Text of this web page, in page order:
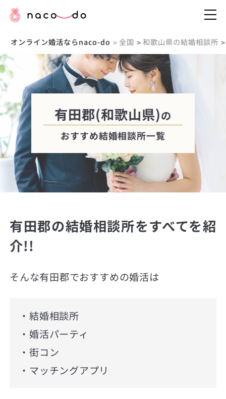
オンライン婚活ならnaco-do > 全国 > 和歌山県の結婚相談所 >
有田郡(和歌山県)の
おすすめ結婚相談所一覧
有田郡の結婚相談所をすべてを紹
介!!
そんな有田郡でおすすめの婚活は
・結婚相談所
・婚活パーティ
・街コン
・マッチングアプリ